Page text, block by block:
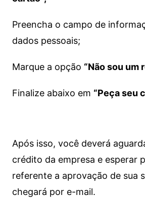
Preencha o campo de
dados pessoais;
Marque a opção “Não sou um
Finalize abaixo em “Peça seu
Após isso, você deverá
crédito da empresa e esperar
referente a aprovação de sua
chegará por e-mail.